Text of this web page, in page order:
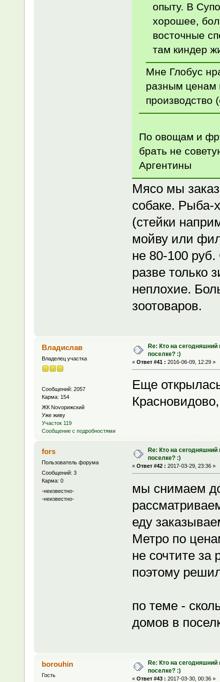
опыту. В
хорошее,
восточные
там киндер
Мне Глобус
разным ценам
производство
По овощам и
брать не
Аргентины
Мясо мы
собаке. Рыба-
(стейки
мойву или
не 80-100
разве только
неплохие.
зоотоваров.
Владислав
Владелец участка
Сообщений: 2057
Карма: 154
ЖК Novoрижский
Уже живу
Участок 119
Сообщение с подробностями
Re: Кто на
поселке? :)
« Ответ #41 : 2016-06-09, 12:29 »
Еще
fors
Пользователь форума
Сообщений: 3
Карма: 0
-неизвестно-
-неизвестно-
Re: Кто на
поселке? :)
« Ответ #42 : 2017-03-29, 23:36 »
мы снимаем
еду
Метро по
не сочтите за
поэтому
по теме -
домов в
borouhin
Гость
Re: Кто на
поселке? :)
« Ответ #43 : 2017-03-30, 00:36 »